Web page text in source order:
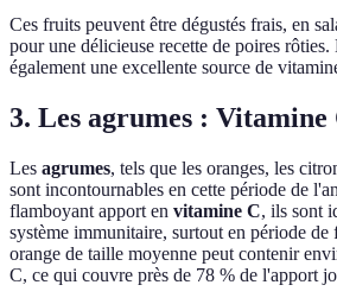
Ces fruits peuvent être dégustés frais, en
pour une délicieuse recette de poires rôties.
également une excellente source de
3. Les agrumes :
Les agrumes, tels que les oranges, les
sont incontournables en cette période de
flamboyant apport en vitamine C, ils sont
système immunitaire, surtout en période
orange de taille moyenne peut contenir
C, ce qui couvre près de 78 % de l'apport